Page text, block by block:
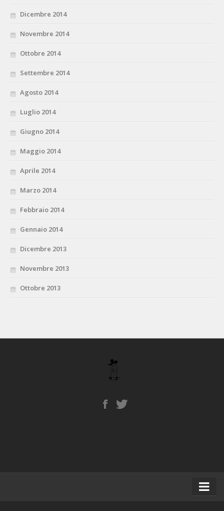
Dicembre 2014
Novembre 2014
Ottobre 2014
Settembre 2014
Agosto 2014
Luglio 2014
Giugno 2014
Maggio 2014
Aprile 2014
Marzo 2014
Febbraio 2014
Gennaio 2014
Dicembre 2013
Novembre 2013
Ottobre 2013